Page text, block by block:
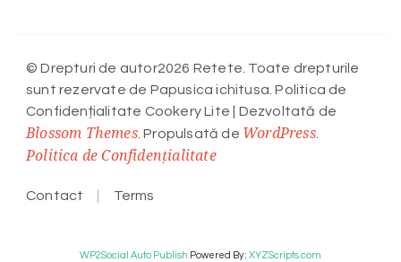
© Drepturi de autor2026 Retete. Toate drepturile
sunt rezervate de Papusica ichitusa. Politica de
Confidențialitate Cookery Lite | Dezvoltată de
Blossom Themes. Propulsată de WordPress.
Politica de Confidențialitate
Contact Terms
WP2Social Auto Publish Powered By : XYZScripts.com